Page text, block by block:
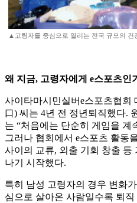
▲고령자를 중심으로 열리는 전국 규모의
왜 지금, 고령자에게 e스포츠인
사이타마시민실버e스포츠협회
口) 씨는 4년 전 정년퇴직했다.
는 “처음에는 단순히 게임을 계
그러나 협회에서 e스포츠 활동
사이의 교류, 외출 기회 창출 등
나기 시작했다.
특히 남성 고령자의 경우 변화
심으로 살아온 사람일수록 퇴